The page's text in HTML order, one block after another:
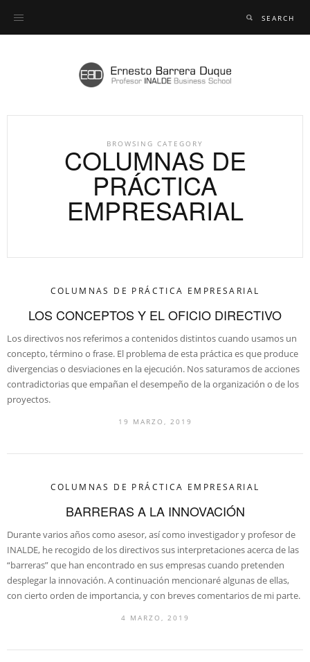
BROWSING CATEGORY
COLUMNAS DE
PRÁCTICA
EMPRESARIAL
COLUMNAS DE PRÁCTICA EMPRESARIAL
LOS CONCEPTOS Y EL OFICIO DIRECTIVO
Los directivos nos referimos a contenidos distintos cuando usamos un
concepto, término o frase. El problema de esta práctica es que produce
divergencias o desviaciones en la ejecución. Nos saturamos de acciones
contradictorias que empañan el desempeño de la organización o de los
proyectos.
19 MARZO, 2019
COLUMNAS DE PRÁCTICA EMPRESARIAL
BARRERAS A LA INNOVACIÓN
Durante varios años como asesor, así como investigador y profesor de
INALDE, he recogido de los directivos sus interpretaciones acerca de las
“barreras” que han encontrado en sus empresas cuando pretenden
desplegar la innovación. A continuación mencionaré algunas de ellas,
con cierto orden de importancia, y con breves comentarios de mi parte.
4 MARZO, 2019